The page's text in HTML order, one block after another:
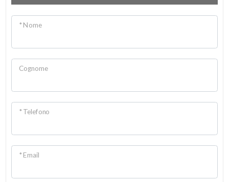
* Nome
Cognome
* Telefono
* Email
multiscelta
Posto auto/Box
Balcone/Terrazzo
Arredato
Nuova costruzione